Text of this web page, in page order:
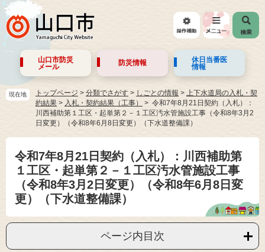
山口市防災
メール
防災情報
休日当番医
情報
現在地 トップページ > 分類でさがす > しごとの情報 >
上下水道局の入札・契
約結果 > 入札・契約結果（工事）
令和7年8月21日契約（入札）：
川西補助第１工区・起単第２－１工区汚水管施設工事（令和8年3月2
日変更）（令和8年6月8日変更）（下水道整備課）
令和7年8月21日契約（入札）：川西補助第
１工区・起単第２－１工区汚水管施設工事
（令和8年3月2日変更）（令和8年6月8日変
更）（下水道整備課）
ページ内目次